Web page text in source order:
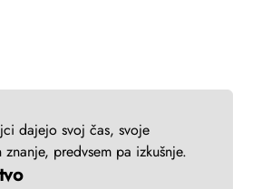
dajejo svoj čas, svoje
predvsem pa izkušnje.